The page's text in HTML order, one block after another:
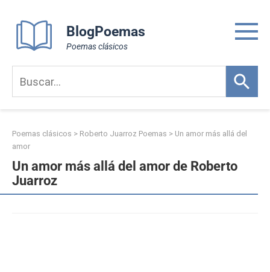
content
BlogPoemas
Poemas clásicos
Poemas clásicos > Roberto Juarroz Poemas > Un amor más allá del
amor
Un amor más allá del amor de Roberto
Juarroz